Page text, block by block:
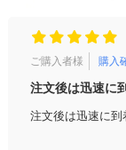
ご購入者様
購入
注文後は迅速に
注文後は迅速に到